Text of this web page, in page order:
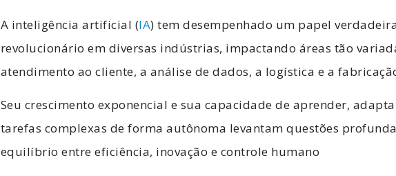
A inteligência artificial (IA) tem desempenhado um papel
revolucionário em diversas indústrias, impactando áreas tão
atendimento ao cliente, a análise de dados, a logística e a
Seu crescimento exponencial e sua capacidade de aprender,
tarefas complexas de forma autônoma levantam questões
equilíbrio entre eficiência, inovação e controle humano